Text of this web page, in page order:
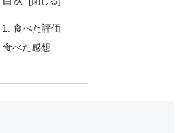
食べた評価
食べた感想